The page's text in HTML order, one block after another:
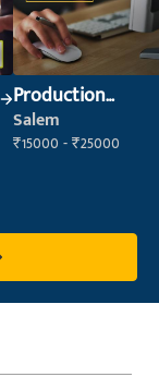
Production
Supervisor
Salem
₹15000 - ₹25000